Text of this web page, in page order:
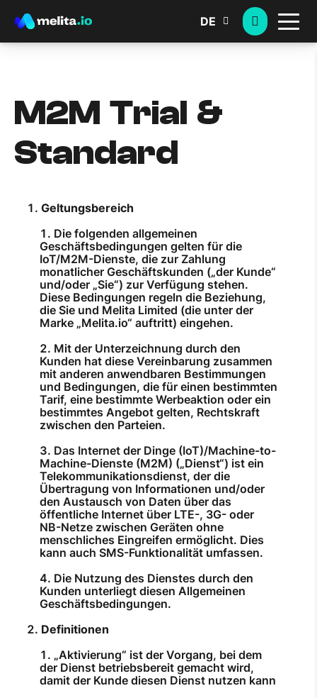
DE
M2M Trial &
Standard
Geltungsbereich
Die folgenden allgemeinen
Geschäftsbedingungen gelten für die
IoT/M2M-Dienste, die zur Zahlung
monatlicher Geschäftskunden („der Kunde“
und/oder „Sie“) zur Verfügung stehen.
Diese Bedingungen regeln die Beziehung,
die Sie und Melita Limited (die unter der
Marke „Melita.io“ auftritt) eingehen.
Mit der Unterzeichnung durch den
Kunden hat diese Vereinbarung zusammen
mit anderen anwendbaren Bestimmungen
und Bedingungen, die für einen bestimmten
Tarif, eine bestimmte Werbeaktion oder ein
bestimmtes Angebot gelten, Rechtskraft
zwischen den Parteien.
Das Internet der Dinge (IoT)/Machine-to-
Machine-Dienste (M2M) („Dienst“) ist ein
Telekommunikationsdienst, der die
Übertragung von Informationen und/oder
den Austausch von Daten über das
öffentliche Internet über LTE-, 3G- oder
NB-Netze zwischen Geräten ohne
menschliches Eingreifen ermöglicht. Dies
kann auch SMS-Funktionalität umfassen.
Die Nutzung des Dienstes durch den
Kunden unterliegt diesen Allgemeinen
Geschäftsbedingungen.
Definitionen
„Aktivierung“ ist der Vorgang, bei dem
der Dienst betriebsbereit gemacht wird,
damit der Kunde diesen Dienst nutzen kann